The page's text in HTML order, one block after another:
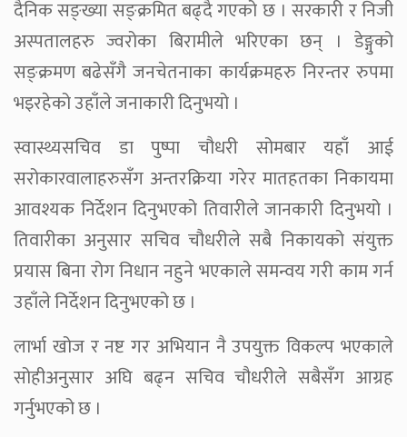
दैनिक सङ्ख्या सङ्क्रमित बढ्दै गएको छ । सरकारी र निजी
अस्पतालहरु ज्वरोका बिरामीले भरिएका छन् । डेङ्गुको
सङ्क्रमण बढेसँगै जनचेतनाका कार्यक्रमहरु निरन्तर रुपमा
भइरहेको उहाँले जनाकारी दिनुभयो ।
स्वास्थ्यसचिव डा पुष्पा चौधरी सोमबार यहाँ आई
सरोकारवालाहरुसँग अन्तरक्रिया गरेर मातहतका निकायमा
आवश्यक निर्देशन दिनुभएको तिवारीले जानकारी दिनुभयो ।
तिवारीका अनुसार सचिव चौधरीले सबै निकायको संयुक्त
प्रयास बिना रोग निधान नहुने भएकाले समन्वय गरी काम गर्न
उहाँले निर्देशन दिनुभएको छ ।
लार्भा खोज र नष्ट गर अभियान नै उपयुक्त विकल्प भएकाले
सोहीअनुसार अघि बढ्न सचिव चौधरीले सबैसँग आग्रह
गर्नुभएको छ ।